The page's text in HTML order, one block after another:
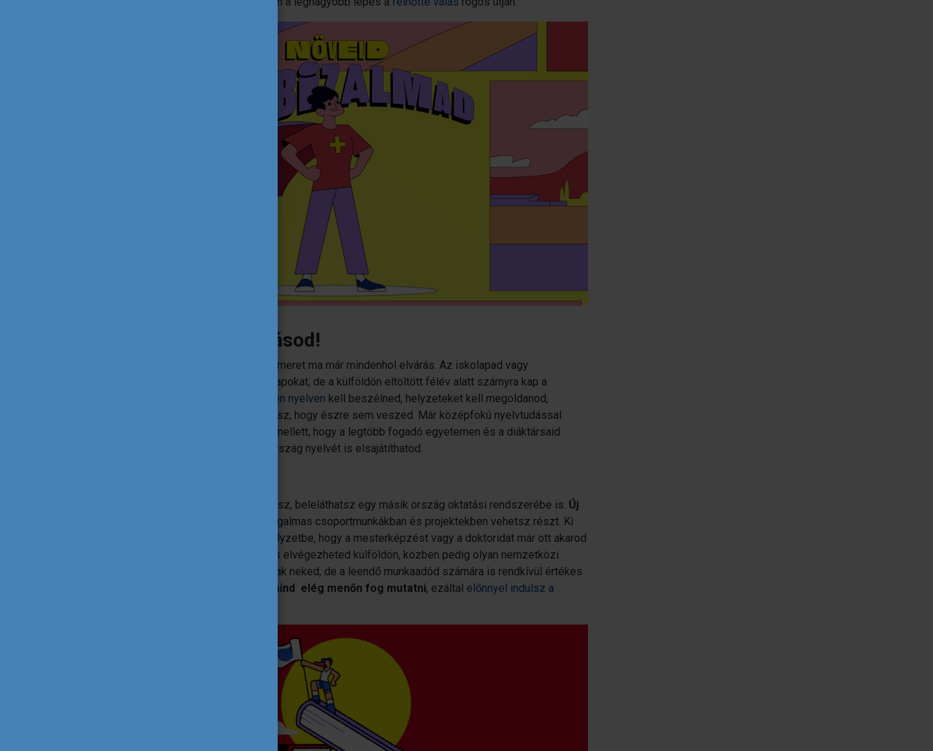
3. Fejleszd a nyelvtudásod!
Te is tudod: a magabiztos és élő nyelvismeret ma már mindenhol elvárás. Az iskolapad vagy
nyelvtanfolyam megadja a szükséges alapokat, de a külföldön eltöltött félév alatt szárnyra kap a
idegen nyelven kell beszélned, helyzeteket kell megoldanod,
ügyeket intézned és tanulnod, úgy fejlődsz, hogy észre sem veszed. Már középfokú nyelvtudással
pályázhatsz Erasmus+ ösztöndíjra, és amellett, hogy a legtöbb fogadó egyetemen és a diáktársaid
között az angol a közvetítő nyelv, a célország nyelvét is elsajátíthatod.
Azon túl, hogy új ismeretekkel gazdagodsz, beleláthatsz egy másik ország oktatási rendszerébe is. Új
, izgalmas csoportmunkákban és projektekben vehetsz részt. Ki
tudja, talán annyira beleszeretsz az új helyzetbe, hogy a mesterképzést vagy a doktoridat már ott akarod
is elvégezheted külföldön, közben pedig olyan nemzetközi
kapcsolati hálót építhetsz ki, ami nemcsak neked, de a leendő munkaadód számára is rendkívül értékes
Az önéletrajzodban később ez mind elég menőn fog mutatni, ezáltal előnnyel indulsz a